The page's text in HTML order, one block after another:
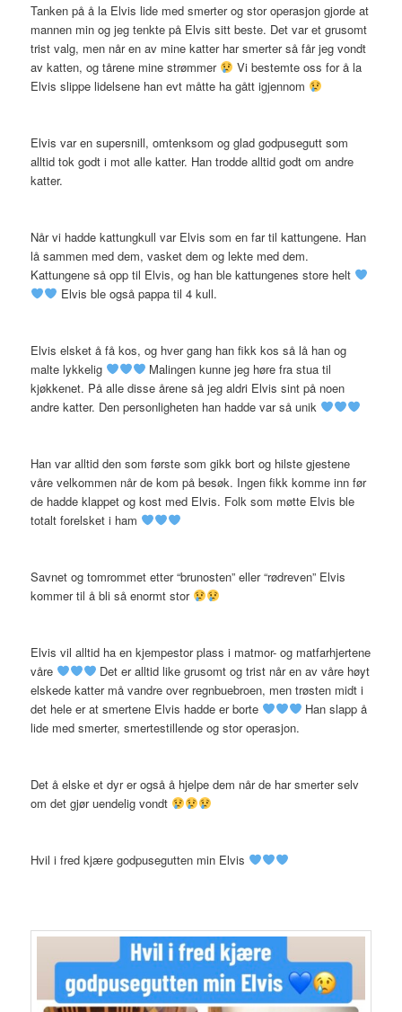
Tanken på å la Elvis lide med smerter og stor operasjon gjorde at
mannen min og jeg tenkte på Elvis sitt beste. Det var et grusomt
trist valg, men når en av mine katter har smerter så får jeg vondt
av katten, og tårene mine strømmer
Vi bestemte oss for å la
Elvis slippe lidelsene han evt måtte ha gått igjennom
Elvis var en supersnill, omtenksom og glad godpusegutt som
alltid tok godt i mot alle katter. Han trodde alltid godt om andre
katter.
Når vi hadde kattungkull var Elvis som en far til kattungene. Han
lå sammen med dem, vasket dem og lekte med dem.
Kattungene så opp til Elvis, og han ble kattungenes store helt
Elvis ble også pappa til 4 kull.
Elvis elsket å få kos, og hver gang han fikk kos så lå han og
malte lykkelig
Malingen kunne jeg høre fra stua til
kjøkkenet. På alle disse årene så jeg aldri Elvis sint på noen
andre katter. Den personligheten han hadde var så unik
Han var alltid den som første som gikk bort og hilste gjestene
våre velkommen når de kom på besøk. Ingen fikk komme inn før
de hadde klappet og kost med Elvis. Folk som møtte Elvis ble
totalt forelsket i ham
Savnet og tomrommet etter “brunosten” eller “rødreven” Elvis
kommer til å bli så enormt stor
Elvis vil alltid ha en kjempestor plass i matmor- og matfarhjertene
våre
Det er alltid like grusomt og trist når en av våre høyt
elskede katter må vandre over regnbuebroen, men trøsten midt i
det hele er at smertene Elvis hadde er borte
Han slapp å
lide med smerter, smertestillende og stor operasjon.
Det å elske et dyr er også å hjelpe dem når de har smerter selv
om det gjør uendelig vondt
Hvil i fred kjære godpusegutten min Elvis